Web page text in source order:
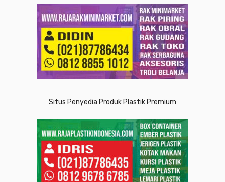
Situs Penyedia Produk Plastik Premium